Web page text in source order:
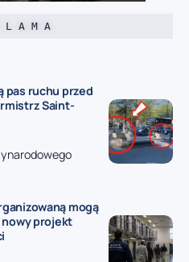
L A M A
pas ruchu przed
Saint-
mogą
nowy projekt